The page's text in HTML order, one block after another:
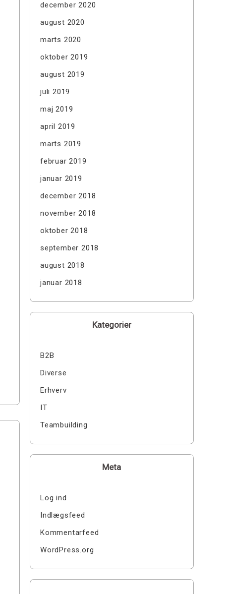
december 2020
august 2020
marts 2020
oktober 2019
august 2019
juli 2019
maj 2019
april 2019
marts 2019
februar 2019
januar 2019
december 2018
november 2018
oktober 2018
september 2018
august 2018
januar 2018
Kategorier
B2B
Diverse
Erhverv
IT
Teambuilding
Meta
Log ind
Indlægsfeed
Kommentarfeed
WordPress.org